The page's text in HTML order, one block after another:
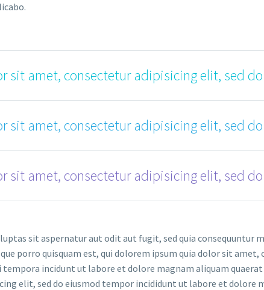
sit amet, consectetur adipisicing elit, sed
sit amet, consectetur adipisicing elit, sed
sit amet, consectetur adipisicing elit, sed
sit aspernatur aut odit aut fugit, sed quia consequuntur
porro quisquam est, qui dolorem ipsum quia dolor sit amet,
tempora incidunt ut labore et dolore magnam aliquam
elit, sed do eiusmod tempor incididunt ut labore et dolore